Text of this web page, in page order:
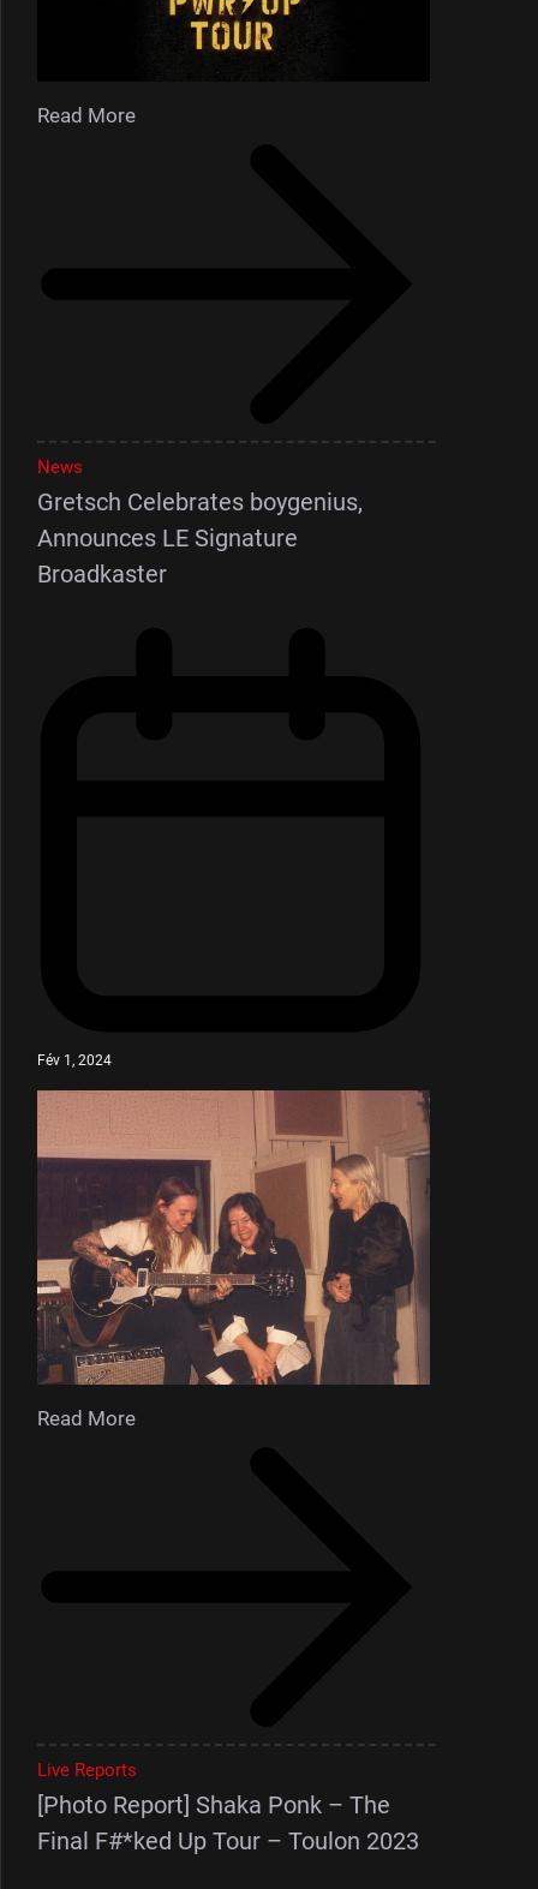
Read More
News
Gretsch Celebrates boygenius,
Announces LE Signature
Broadkaster
Fév 1, 2024
Read More
Live Reports
[Photo Report] Shaka Ponk – The
Final F#*ked Up Tour – Toulon 2023